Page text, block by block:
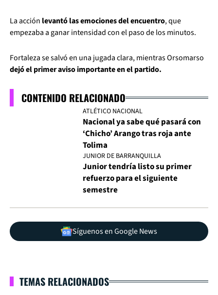
La acción levantó las emociones del encuentro, que
empezaba a ganar intensidad con el paso de los minutos.
Fortaleza se salvó en una jugada clara, mientras Orsomarso
dejó el primer aviso importante en el partido.
CONTENIDO RELACIONADO
ATLÉTICO NACIONAL
Nacional ya sabe qué pasará con
‘Chicho’ Arango tras roja ante
Tolima
JUNIOR DE BARRANQUILLA
Junior tendría listo su primer
refuerzo para el siguiente
semestre
Síguenos en Google News
TEMAS RELACIONADOS